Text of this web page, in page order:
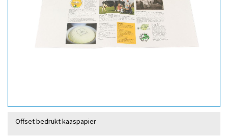
Offset bedrukt kaaspapier